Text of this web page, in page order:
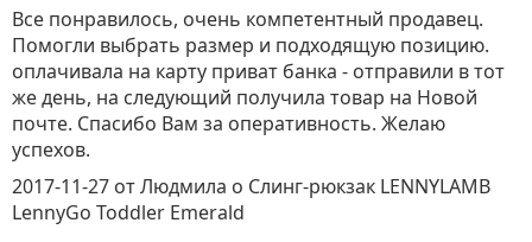
Все понравилось, очень компетентный продавец.
Помогли выбрать размер и подходящую позицию.
оплачивала на карту приват банка - отправили в тот
же день, на следующий получила товар на Новой
почте. Спасибо Вам за оперативность. Желаю
успехов.
2017-11-27 от Людмила о Слинг-рюкзак LENNYLAMB
LennyGo Toddler Emerald